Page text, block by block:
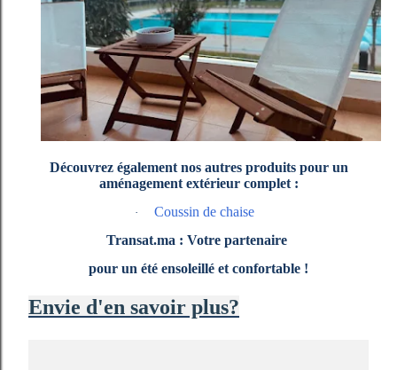
Découvrez également nos autres produits pour un
aménagement extérieur complet :
·
Coussin de chaise
Transat.ma : Votre partenaire
pour un été ensoleillé et confortable !
Envie d'en savoir plus?